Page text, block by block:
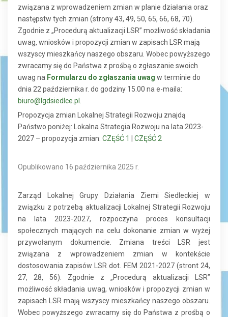
związana z wprowadzeniem zmian w planie działania oraz
następstw tych zmian (strony 43, 49, 50, 65, 66, 68, 70).
Zgodnie z „Procedurą aktualizacji LSR” możliwość składania
uwag, wniosków i propozycji zmian w zapisach LSR mają
wszyscy mieszkańcy naszego obszaru. Wobec powyższego
zwracamy się do Państwa z prośbą o zgłaszanie swoich
uwag na Formularzu do zgłaszania uwag w terminie do
dnia 22 października r. do godziny 15.00 na e-maila:
biuro@lgdsiedlce.pl
Propozycja zmian Lokalnej Strategii Rozwoju znajdą
Państwo poniżej: Lokalna Strategia Rozwoju na lata 2023-
2027 – propozycja zmian: CZĘŚĆ 1 | CZĘŚĆ 2
Opublikowano 16 października 2025 r.
Zarząd Lokalnej Grupy Działania Ziemi Siedleckiej w
związku z potrzebą aktualizacji Lokalnej Strategii Rozwoju
na lata 2023-2027, rozpoczyna proces konsultacji
społecznych mających na celu dokonanie zmian w wyżej
przywołanym dokumencie. Zmiana treści LSR jest
związana z wprowadzeniem zmian w kontekście
dostosowania zapisów LSR dot. FEM 2021-2027 (stront 24,
27, 28, 56). Zgodnie z „Procedurą aktualizacji LSR”
możliwość składania uwag, wniosków i propozycji zmian w
zapisach LSR mają wszyscy mieszkańcy naszego obszaru.
Wobec powyższego zwracamy się do Państwa z prośbą o